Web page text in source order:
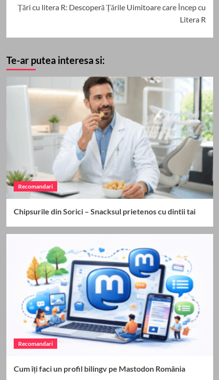
Țări cu litera R: Descoperă Țările Uimitoare care Încep cu
Litera R
Te-ar putea interesa si:
Recomandari
Chipsurile din Sorici – Snacksul prietenos cu dintii tai
Recomandari
Cum îți faci un profil bilingv pe Mastodon România